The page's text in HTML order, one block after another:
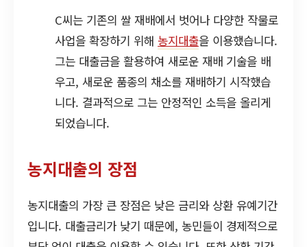
C씨는 기존의 쌀 재배에서 벗어나 다양한 작물로
사업을 확장하기 위해 농지대출을 이용했습니다.
그는 대출금을 활용하여 새로운 재배 기술을 배
우고, 새로운 품종의 채소를 재배하기 시작했습
니다. 결과적으로 그는 안정적인 소득을 올리게
되었습니다.
농지대출의 장점
농지대출의 가장 큰 장점은 낮은 금리와 상환 유예기간
입니다. 대출금리가 낮기 때문에, 농민들이 경제적으로